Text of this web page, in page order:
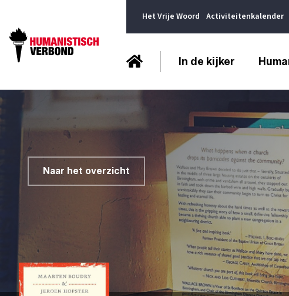
Het Vrije Woord Activiteitenkalender
In de kijker
Naar het overzicht